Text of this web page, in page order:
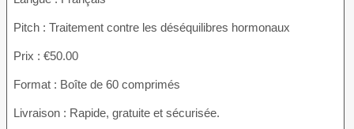
Pitch : Traitement contre les déséquilibres hormonaux
Prix : €50.00
Format : Boîte de 60 comprimés
Livraison : Rapide, gratuite et sécurisée.